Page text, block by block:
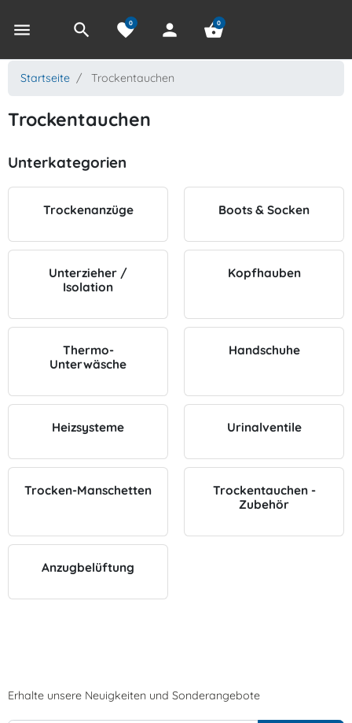
menu search favorite
0 person shopping_basket
0
Startseite Trockentauchen
Trockentauchen
Unterkategorien
Trockenanzüge Boots & Socken
Unterzieher /
Isolation
Kopfhauben
Thermo-
Unterwäsche
Handschuhe
Heizsysteme Urinalventile
Trocken-Manschetten
Trockentauchen -
Zubehör
Anzugbelüftung
Erhalte unsere Neuigkeiten und Sonderangebote